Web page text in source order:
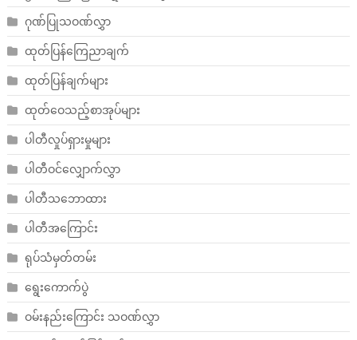
ဂုဏ်ပြုသဝဏ်လွှာ
ထုတ်ပြန်ကြေညာချက်
ထုတ်ပြန်ချက်များ
ထုတ်ဝေသည့်စာအုပ်များ
ပါတီလှုပ်ရှားမှုများ
ပါတီဝင်လျှောက်လွှာ
ပါတီသဘောထား
ပါတီအကြောင်း
ရုပ်သံမှတ်တမ်း
ရွေးကောက်ပွဲ
ဝမ်းနည်းကြောင်း သဝဏ်လွှာ